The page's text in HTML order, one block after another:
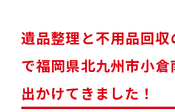
遺品整理と不用品回収
で福岡県北九州市小倉
出かけてきました！